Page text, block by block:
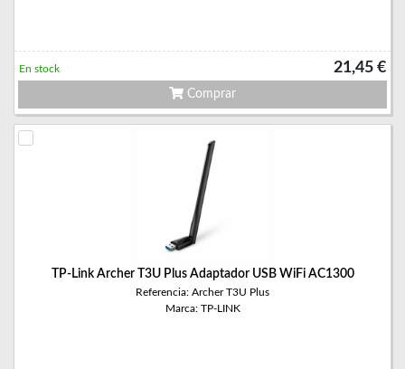
21,45 €
En stock
Comprar
TP-Link Archer T3U Plus Adaptador USB WiFi AC1300
Referencia: Archer T3U Plus
Marca: TP-LINK